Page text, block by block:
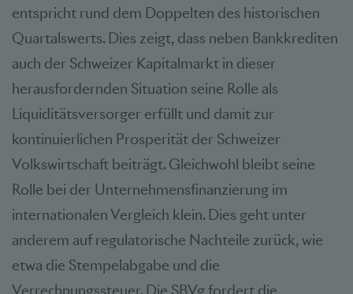
entspricht rund dem Doppelten des historischen
Quartalswerts. Dies zeigt, dass neben Bankkrediten
auch der Schweizer Kapitalmarkt in dieser
herausfordernden Situation seine Rolle als
Liquiditätsversorger erfüllt und damit zur
kontinuierlichen Prosperität der Schweizer
Volkswirtschaft beiträgt. Gleichwohl bleibt seine
Rolle bei der Unternehmensfinanzierung im
internationalen Vergleich klein. Dies geht unter
anderem auf regulatorische Nachteile zurück, wie
etwa die Stempelabgabe und die